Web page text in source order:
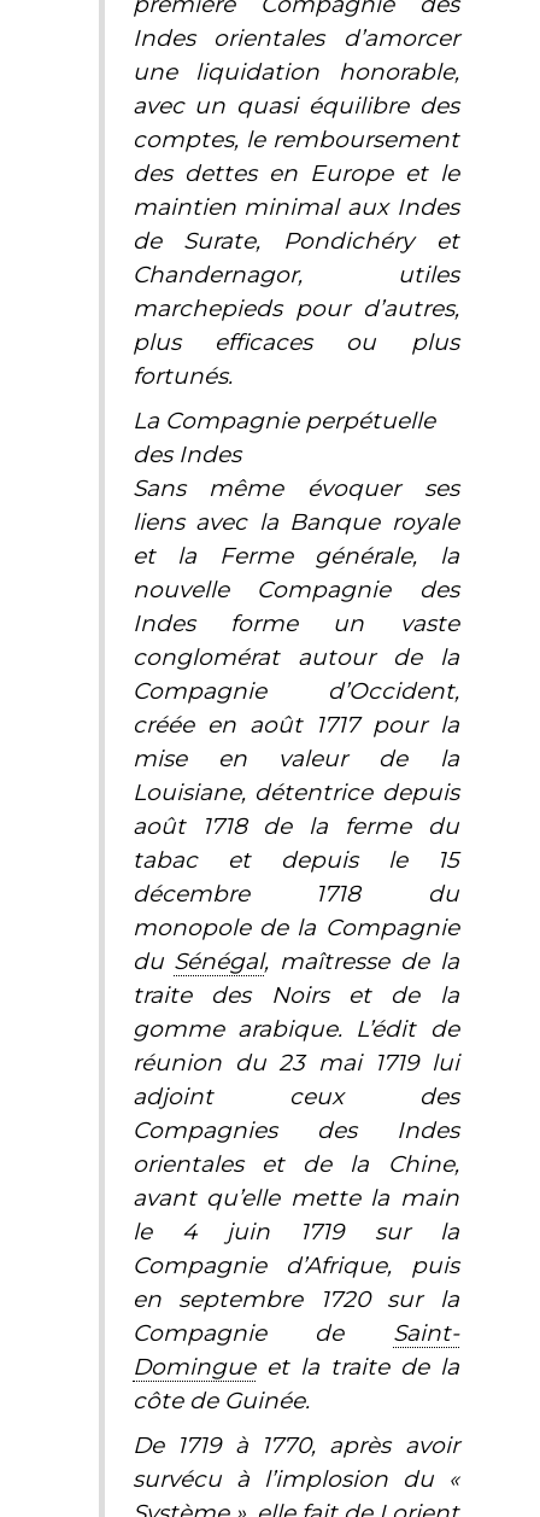
Indes orientales d’amorcer
une liquidation honorable,
avec un quasi équilibre des
comptes, le remboursement
des dettes en Europe et le
maintien minimal aux Indes
de Surate, Pondichéry et
Chandernagor, utiles
marchepieds pour d’autres,
plus efficaces ou plus
fortunés.
La Compagnie perpétuelle
des Indes
Sans même évoquer ses
liens avec la Banque royale
et la Ferme générale, la
nouvelle Compagnie des
Indes forme un vaste
conglomérat autour de la
Compagnie d’Occident,
créée en août 1717 pour la
mise en valeur de la
Louisiane, détentrice depuis
août 1718 de la ferme du
tabac et depuis le 15
décembre 1718 du
monopole de la Compagnie
du Sénégal, maîtresse de la
traite des Noirs et de la
gomme arabique. L’édit de
réunion du 23 mai 1719 lui
adjoint ceux des
Compagnies des Indes
orientales et de la Chine,
avant qu’elle mette la main
le 4 juin 1719 sur la
Compagnie d’Afrique, puis
en septembre 1720 sur la
Compagnie de Saint-
Domingueet la traite de la
côte de Guinée.
De 1719 à 1770, après avoir
survécu à l’implosion du «